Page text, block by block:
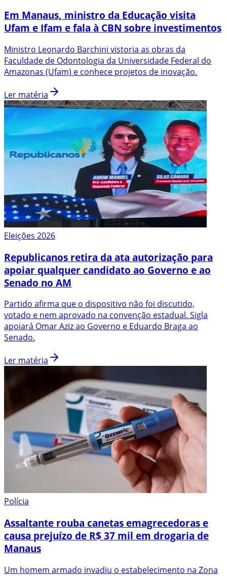
Em Manaus, ministro da Educação visita
Ufam e Ifam e fala à CBN sobre investimentos
Ministro Leonardo Barchini vistoria as obras da
Faculdade de Odontologia da Universidade Federal do
Amazonas (Ufam) e conhece projetos de inovação.
Ler matéria
Eleições 2026
Republicanos retira da ata autorização para
apoiar qualquer candidato ao Governo e ao
Senado no AM
Partido afirma que o dispositivo não foi discutido,
votado e nem aprovado na convenção estadual. Sigla
apoiará Omar Aziz ao Governo e Eduardo Braga ao
Senado.
Ler matéria
Polícia
Assaltante rouba canetas emagrecedoras e
causa prejuízo de R$ 37 mil em drogaria de
Manaus
Um homem armado invadiu o estabelecimento na Zona